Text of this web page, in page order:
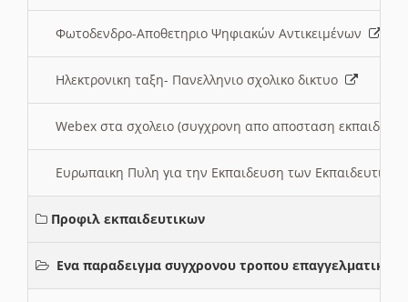
Φωτοδενδρο-Αποθετηριο Ψηφιακών Αντικειμένων
Ηλεκτρονικη ταξη- Πανελληνιο σχολικο δικτυο
Webex στα σχολειο (συγχρονη απο αποσταση
Ευρωπαικη Πυλη για την Εκπαιδευση των
Προφιλ εκπαιδευτικων
Ενα παραδειγμα συγχρονου τροπου